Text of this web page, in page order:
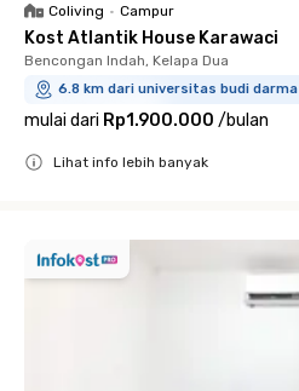
Coliving • Campur
Kost Atlantik House Karawaci
Bencongan Indah, Kelapa Dua
6.8 km dari universitas budi darma
mulai dari Rp1.900.000 /bulan
Lihat info lebih banyak